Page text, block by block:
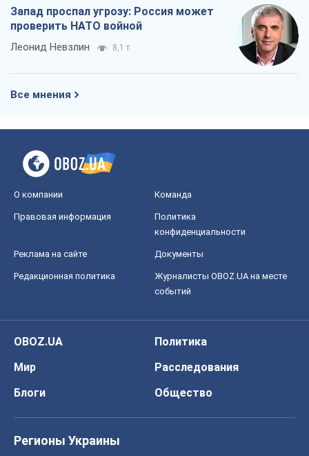
Запад проспал угрозу: Россия может
проверить НАТО войной
Леонид Невзлин 8,1 т.
Все мнения
О компании Команда
Правовая информация
Политика
конфиденциальности
Реклама на сайте Документы
Редакционная политика
Журналисты OBOZ.UA на месте
событий
OBOZ.UA
Политика
Мир
Расследования
Блоги
Общество
Регионы Украины